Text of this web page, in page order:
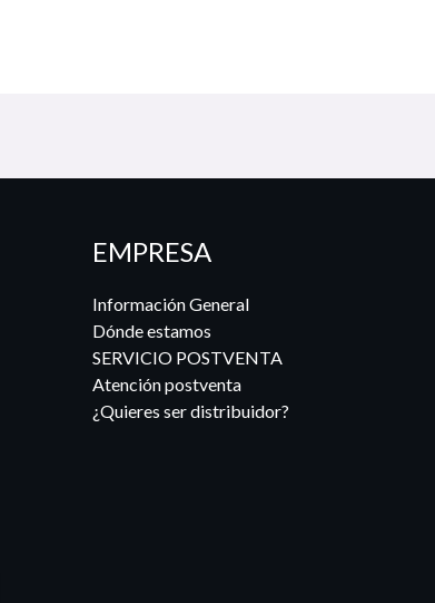
EMPRESA
Información General
Dónde estamos
SERVICIO POSTVENTA
Atención postventa
¿Quieres ser distribuidor?